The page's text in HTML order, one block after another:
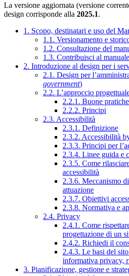
La versione aggiornata (versione
design corrisponde alla 2025.1.
1. Scopo, destinatari e uso del
1.1. Versionamento e
1.2. Consultazione del
1.3. Contribuisci al manuale
2. Introduzione al design per i
2.1. Design per
government)
2.2. L’approccio
2.2.1. Buone pratiche
2.2.2. Principi
2.3. Accessibilità
2.3.1. Definizione
2.3.2. Accessibilità
2.3.3. Principi per
2.3.4. Linee guida e
2.3.5. Come
accessibilità
2.3.6. Meccanismo
attuazione
2.3.7. Obiettivi
2.3.8. Normativa e
2.4. Privacy
2.4.1. Come
progettazione di un
2.4.2. Richiedi il
2.4.3. Le basi del
informativa privacy,
3. Pianificazione, gestione e